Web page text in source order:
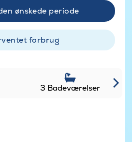
ønskede periode
forbrug
3 Badeværelser